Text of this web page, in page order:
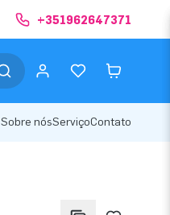
+351962647371
Sobre nósServiçoContato